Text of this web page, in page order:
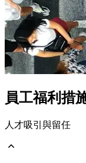
員工福利措
人才吸引與留任